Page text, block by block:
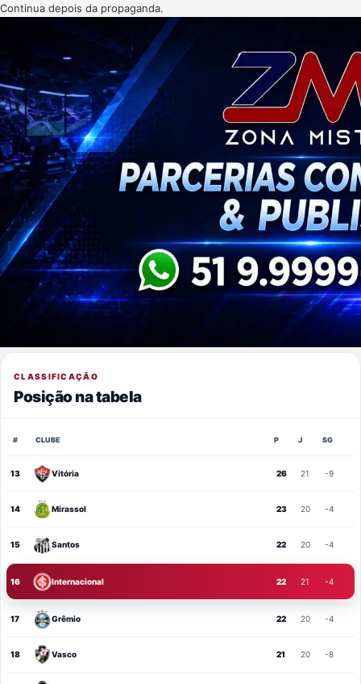
Continua depois da propaganda.
CLASSIFICAÇÃO
Posição na tabela
# CLUBE P J SG
13 Vitória 26 21 -9
14 Mirassol 23 20 -4
15 Santos 22 20 -4
16 Internacional 22 21 -4
17 Grêmio 22 20 -4
18 Vasco 21 20 -8